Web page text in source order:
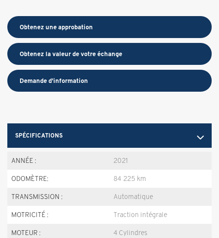
SPÉCIFICATIONS
ANNÉE : 2021
ODOMÈTRE: 84 225 km
TRANSMISSION : Automatique
MOTRICITÉ : Traction intégrale
MOTEUR : 4 Cylindres
Obtenez une approbation
Obtenez la valeur de votre échange
Demande d'information